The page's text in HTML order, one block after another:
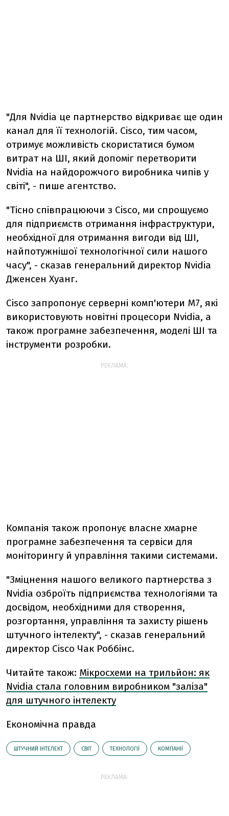
"Для Nvidia це партнерство відкриває ще один
канал для її технологій. Cisco, тим часом,
отримує можливість скористатися бумом
витрат на ШІ, який допоміг перетворити
Nvidia на найдорожчого виробника чипів у
світі", - пише агентство.
"Тісно співпрацюючи з Cisco, ми спрощуємо
для підприємств отримання інфраструктури,
необхідної для отримання вигоди від ШІ,
найпотужнішої технологічної сили нашого
часу", - сказав генеральний директор Nvidia
Дженсен Хуанг.
Cisco запропонує серверні комп'ютери M7, які
використовують новітні процесори Nvidia, а
також програмне забезпечення, моделі ШІ та
інструменти розробки.
РЕКЛАМА:
Компанія також пропонує власне хмарне
програмне забезпечення та сервіси для
моніторингу й управління такими системами.
"Зміцнення нашого великого партнерства з
Nvidia озброїть підприємства технологіями та
досвідом, необхідними для створення,
розгортання, управління та захисту рішень
штучного інтелекту", - сказав генеральний
директор Cisco Чак Роббінс.
Читайте також: Мікросхеми на трильйон: як
Nvidia стала головним виробником "заліза"
для штучного інтелекту
Економічна правда
ШТУЧНИЙ ІНТЕЛЕКТ СВІТ ТЕХНОЛОГІЇ КОМПАНІЇ
РЕКЛАМА: